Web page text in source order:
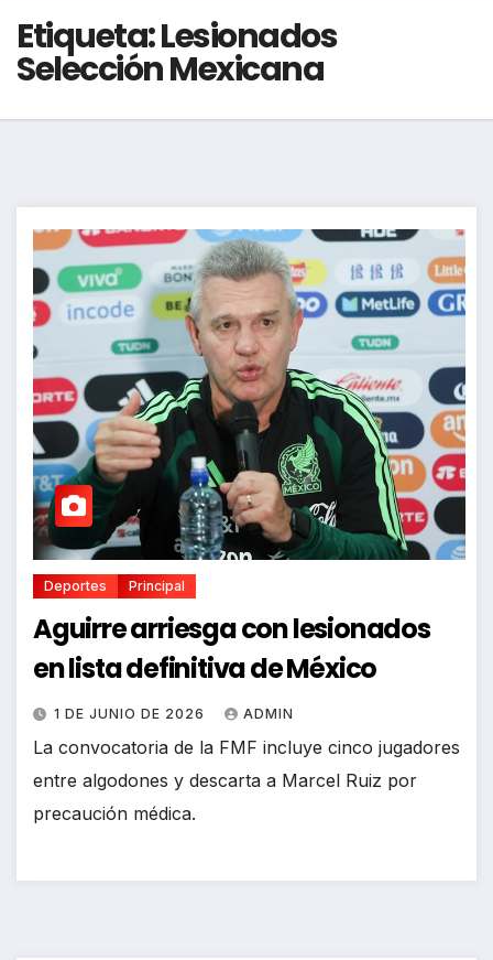
Etiqueta:Lesionados
Selección Mexicana
Deportes Principal
Aguirre arriesga con lesionados
en lista definitiva de México
1 DE JUNIO DE 2026 ADMIN
La convocatoria de la FMF incluye cinco jugadores
entre algodones y descarta a Marcel Ruiz por
precaución médica.